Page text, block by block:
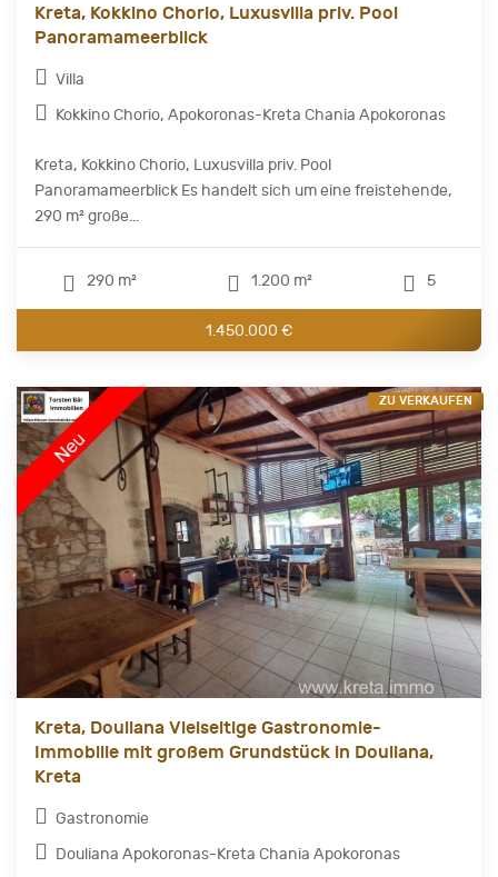
Kreta, Kokkino Chorio, Luxusvilla priv. Pool
Panoramameerblick
Villa
Kokkino Chorio, Apokoronas-Kreta Chania Apokoronas
Kreta, Kokkino Chorio, Luxusvilla priv. Pool
Panoramameerblick Es handelt sich um eine freistehende,
290 m² große...
290 m² 1.200 m² 5
1.450.000 €
Kreta, Douliana Vielseitige Gastronomie-
Immobilie mit großem Grundstück in Douliana,
Kreta
Gastronomie
Douliana Apokoronas-Kreta Chania Apokoronas
ZU VERKAUFEN